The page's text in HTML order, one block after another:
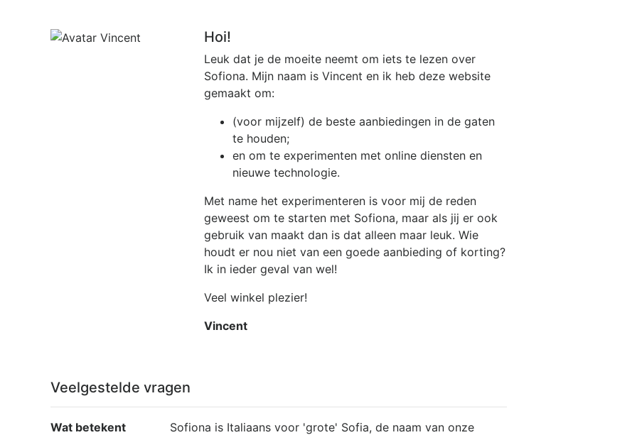
Hoi!
Leuk dat je de moeite neemt om iets te lezen over
Sofiona. Mijn naam is Vincent en ik heb deze website
gemaakt om:
(voor mijzelf) de beste aanbiedingen in de gaten
te houden;
en om te experimenten met online diensten en
nieuwe technologie.
Met name het experimenteren is voor mij de reden
geweest om te starten met Sofiona, maar als jij er ook
gebruik van maakt dan is dat alleen maar leuk. Wie
houdt er nou niet van een goede aanbieding of korting?
Ik in ieder geval van wel!
Veel winkel plezier!
Vincent
Veelgestelde vragen
Wat betekent Sofiona is Italiaans voor 'grote' Sofia, de naam van onze